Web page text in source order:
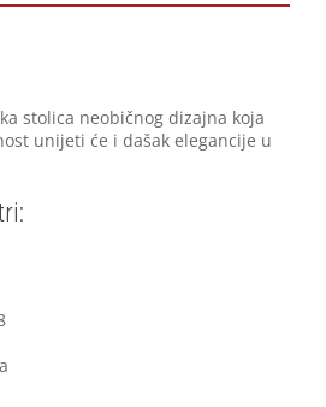
stolica neobičnog dizajna koja
unijeti će i dašak elegancije u